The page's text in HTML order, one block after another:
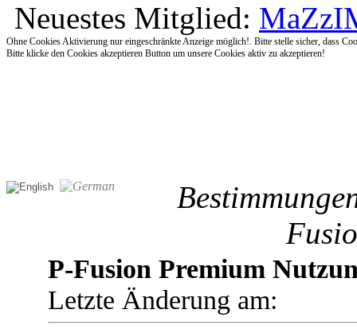
Neuestes Mitglied:
Ohne Cookies Aktivierung nur eingeschränkte Anzeige möglich!. Bitte stelle sicher, dass
Bitte klicke den Cookies akzeptieren Button um unsere Cookies aktiv zu akzeptieren!
P-Fusion Premium
Letzte Änderung am: